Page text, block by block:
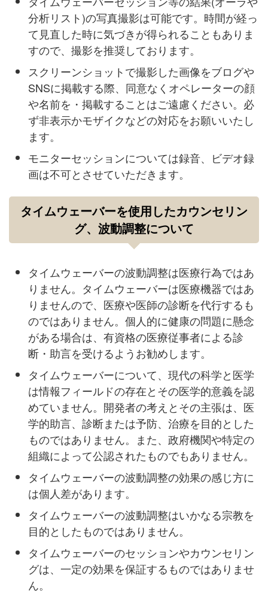
分析リスト)の写真撮影は可能です。時間が経っ
て見直した時に気づきが得られることもありま
すので、撮影を推奨しております。
スクリーンショットで撮影した画像をブログや
SNSに掲載する際、同意なくオペレーターの顔
や名前を・掲載することはご遠慮ください。必
ず非表示かモザイクなどの対応をお願いいたし
ます。
モニターセッションについては録音、ビデオ録
画は不可とさせていただきます。
タイムウェーバーを使用したカウンセリン
グ、波動調整について
タイムウェーバーの波動調整は医療行為ではあ
りません。タイムウェーバーは医療機器ではあ
りませんので、医療や医師の診断を代行するも
のではありません。個人的に健康の問題に懸念
がある場合は、有資格の医療従事者による診
断・助言を受けるようお勧めします。
タイムウェーバーについて、現代の科学と医学
は情報フィールドの存在とその医学的意義を認
めていません。開発者の考えとその主張は、医
学的助言、診断または予防、治療を目的とした
ものではありません。また、政府機関や特定の
組織によって公認されたものでもありません。
タイムウェーバーの波動調整の効果の感じ方に
は個人差があります。
タイムウェーバーの波動調整はいかなる宗教を
目的としたものではありません。
タイムウェーバーのセッションやカウンセリン
グは、一定の効果を保証するものではありませ
ん。